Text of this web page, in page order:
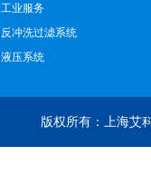
工业服务
反冲洗过滤系统
液压系统
版权所有：上海